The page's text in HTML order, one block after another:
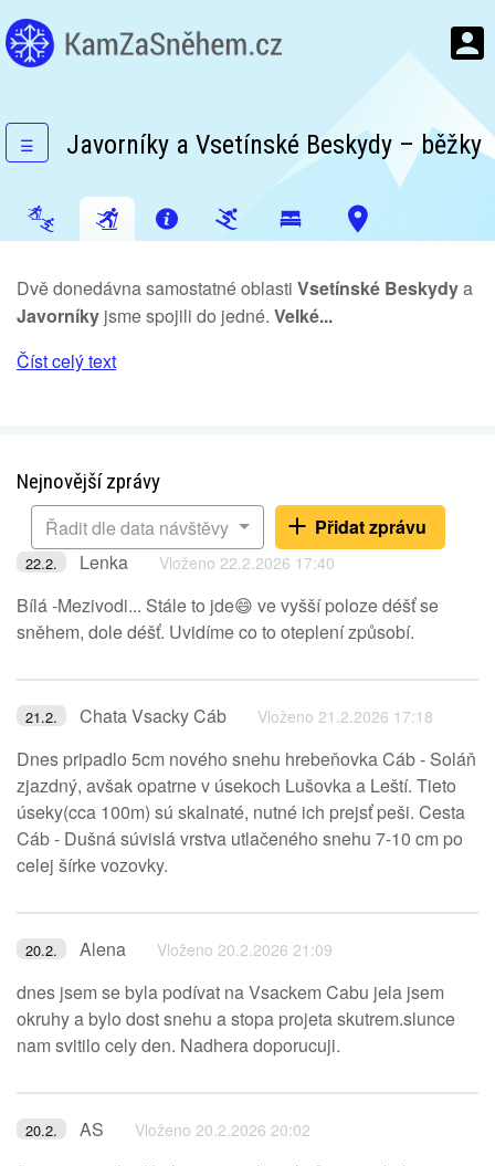
☰ Javorníky a Vsetínské Beskydy – běžky
Dvě donedávna samostatné oblasti Vsetínské Beskydya
Javorníky jsme spojili do jedné. Velké...
Číst celý text
Nejnovější zprávy
Řadit dle data návštěvy
Přidat zprávu
22.2. Lenka Vloženo 22.2.2026 17:40
Bílá -Mezivodi... Stále to jde😄 ve vyšší poloze déšť se
sněhem, dole déšť. Uvidíme co to oteplení způsobí.
21.2. Chata Vsacky Cáb Vloženo 21.2.2026 17:18
Dnes pripadlo 5cm nového snehu hrebeňovka Cáb - Soláň
zjazdný, avšak opatrne v úsekoch Lušovka a Leští. Tieto
úseky(cca 100m) sú skalnaté, nutné ich prejsť peši. Cesta
Cáb - Dušná súvislá vrstva utlačeného snehu 7-10 cm po
celej šírke vozovky.
20.2. Alena Vloženo 20.2.2026 21:09
dnes jsem se byla podívat na Vsackem Cabu jela jsem
okruhy a bylo dost snehu a stopa projeta skutrem.slunce
nam svitilo cely den. Nadhera doporucuji.
20.2. AS Vloženo 20.2.2026 20:02